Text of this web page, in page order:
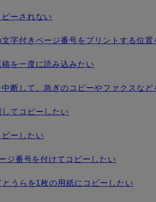
ーされない
字付きページ番号をプリントする位置
を一度に読み込みたい
断して、急ぎのコピーやファクスなど
てコピーしたい
ーしたい
ジ番号を付けてコピーしたい
とうらを1枚の用紙にコピーしたい